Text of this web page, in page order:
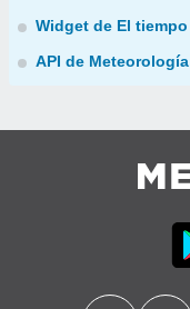
Widget de El tiempo
API de Meteorología